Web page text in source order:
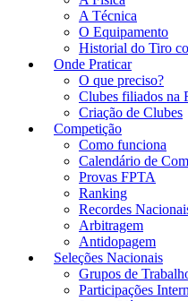
A Técnica
O Equipamento
Historial do Tiro
Onde Praticar
O que preciso?
Clubes filiados na
Criação de Clubes
Competição
Como funciona
Calendário de
Provas FPTA
Ranking
Recordes
Arbitragem
Antidopagem
Seleções Nacionais
Grupos de
Participações